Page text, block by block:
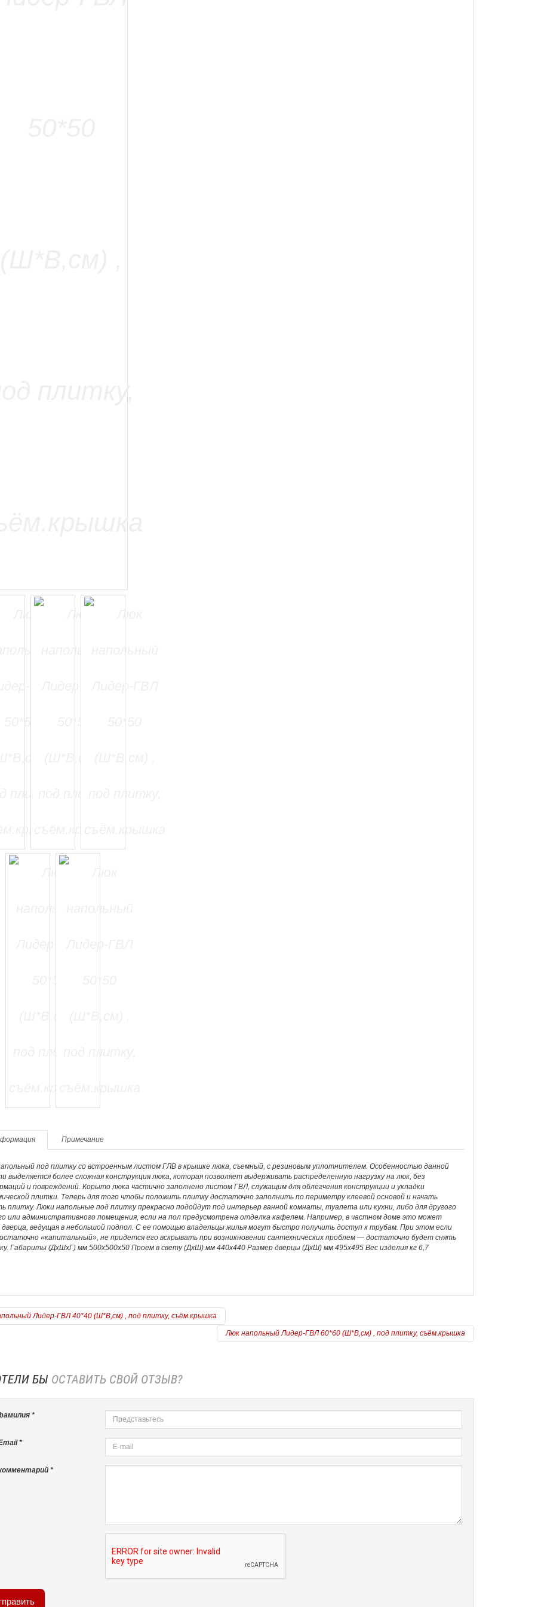
Примечание
под плитку со встроенным листом ГЛВ в крышке люка, съемный, с резиновым уплотнителем. Особенностью данной
выделяется более сложная конструкция люка, которая позволяет выдерживать распределенную нагрузку на люк, без
и повреждений. Корыто люка частично заполнено листом ГВЛ, служащим для облегчения конструкции и укладки
плитки. Теперь для того чтобы положить плитку достаточно заполнить по периметру клеевой основой и начать
плитку. Люки напольные под плитку прекрасно подойдут под интерьер ванной комнаты, туалета или кухни, либо для другого
или административного помещения, если на пол предусмотрена отделка кафелем. Например, в частном доме это может
ведущая в небольшой подпол. С ее помощью владельцы жилья могут быстро получить доступ к трубам. При этом если
«капитальный», не придется его вскрывать при возникновении сантехнических проблем — достаточно будет снять
Габариты (ДхШхГ) мм 500х500х50 Проем в свету (ДхШ) мм 440х440 Размер дверцы (ДхШ) мм 495х495 Вес изделия кг 6,7
Лидер-ГВЛ 40*40 (Ш*В,см) , под плитку, съём.крышка
Люк напольный Лидер-ГВЛ 60*60 (Ш*В,см) , под плитку, съём.крышка
БЫ ОСТАВИТЬ СВОЙ ОТЗЫВ?
*
*
*